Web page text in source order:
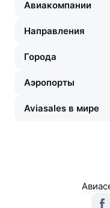
Авиакомпании
Направления
Города
Аэропорты
Aviasales в мире